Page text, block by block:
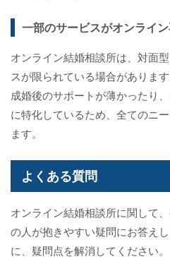
一部のサービスがオンライ
オンライン結婚相談所は、対面
スが限られている場合がありま
成婚後のサポートが薄かったり
に特化しているため、全てのニ
ます。
よくある質問
オンライン結婚相談所に関して
の人が抱きやすい疑問にお答え
に、疑問点を解消してください。